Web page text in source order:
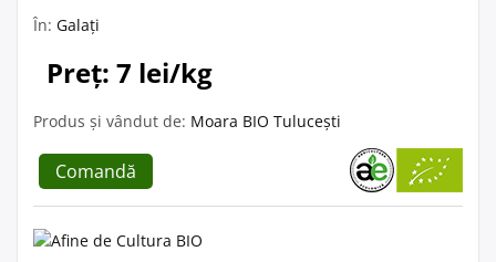
În: Galați
Preț: 7 lei/kg
Produs și vândut de: Moara BIO Tulucești
Comandă